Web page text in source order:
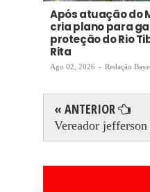
Após atuação do
cria plano para
proteção do Rio
Rita
Ago 02, 2026 - Redação
« ANTERIOR
Vereador